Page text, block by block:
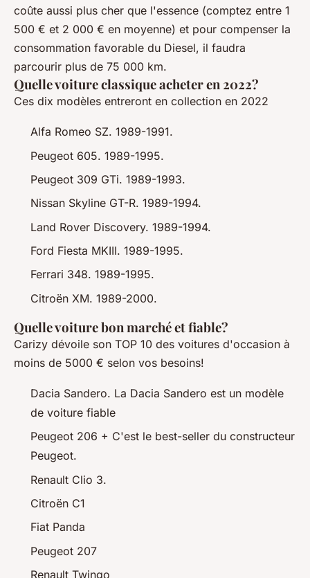
coûte aussi plus cher que l'essence (comptez entre 1
500 € et 2 000 € en moyenne) et pour compenser la
consommation favorable du Diesel, il faudra
parcourir plus de 75 000 km.
Quelle voiture classique acheter en 2022?
Ces dix modèles entreront en collection en 2022
Alfa Romeo SZ. 1989-1991.
Peugeot 605. 1989-1995.
Peugeot 309 GTi. 1989-1993.
Nissan Skyline GT-R. 1989-1994.
Land Rover Discovery. 1989-1994.
Ford Fiesta MKIII. 1989-1995.
Ferrari 348. 1989-1995.
Citroën XM. 1989-2000.
Quelle voiture bon marché et fiable?
Carizy dévoile son TOP 10 des voitures d'occasion à
moins de 5000 € selon vos besoins!
Dacia Sandero. La Dacia Sandero est un modèle
de voiture fiable
Peugeot 206 + C'est le best-seller du constructeur
Peugeot.
Renault Clio 3.
Citroën C1
Fiat Panda
Peugeot 207
Renault Twingo